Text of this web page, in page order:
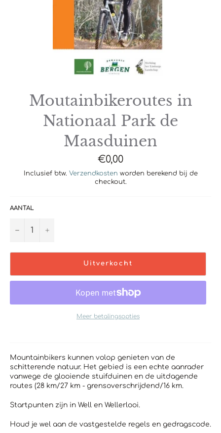
Moutainbikeroutes in
Nationaal Park de
Maasduinen
Normale
prijs
€0,00
Inclusief btw. Verzendkosten worden berekend bij de
checkout.
AANTAL
− +
Uitverkocht
Meer betalingsopties
Mountainbikers kunnen volop genieten van de
schitterende natuur. Het gebied is een echte aanrader
vanwege de glooiende stuifduinen en de uitdagende
routes (28 km/27 km - grensoverschrijdend/16 km.
Startpunten zijn in Well en Wellerlooi.
Houd je wel aan de vastgestelde regels en gedragscode.